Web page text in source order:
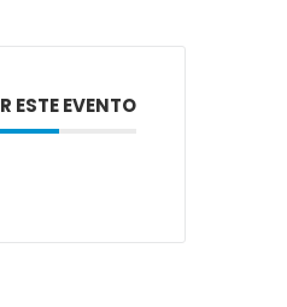
ESTE EVENTO